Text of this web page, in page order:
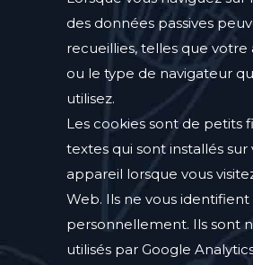
des données passives
recueillies, telles que votre
ou le type de navigateur
utilisez.
Les cookies sont de petits
textes qui sont installés sur
appareil lorsque vous
Web. Ils ne vous identifient
personnellement. Ils sont
utilisés par Google